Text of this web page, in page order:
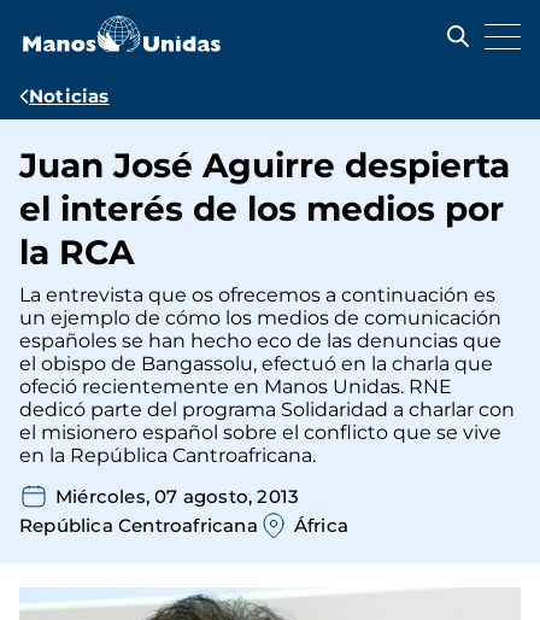
contenido
Ruta
navegación
Noticias
Juan José Aguirre despierta
el interés de los medios por
la RCA
La entrevista que os ofrecemos a continuación es
un ejemplo de cómo los medios de comunicación
españoles se han hecho eco de las denuncias que
el obispo de Bangassolu, efectuó en la charla que
ofeció recientemente en Manos Unidas. RNE
dedicó parte del programa Solidaridad a charlar con
el misionero español sobre el conflicto que se vive
en la República Cantroafricana.
Miércoles, 07 agosto, 2013
República Centroafricana
África